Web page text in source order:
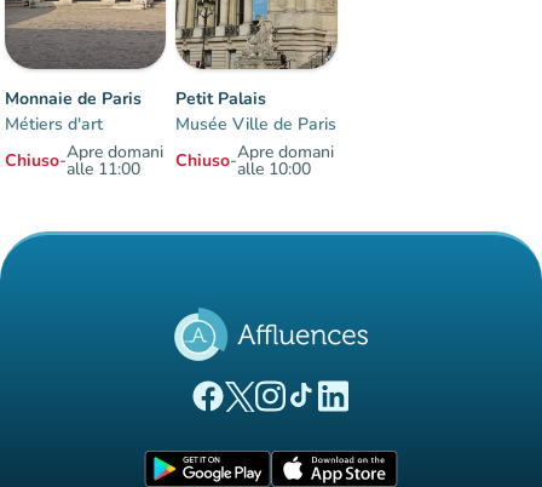
Monnaie de Paris
Métiers d'art
Chiuso-Apre domani
alle 11:00
Petit Palais
Musée Ville de Paris
Chiuso-Apre domani
alle 10:00
(nuova scheda)
(nuova scheda)
(nuova scheda)
(nuova scheda)
(nuova scheda)